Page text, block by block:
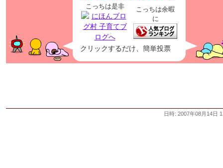
こっちは是非
こっちは余暇
に
クリックするだけ、簡単投票
日時: 2007年08月14日